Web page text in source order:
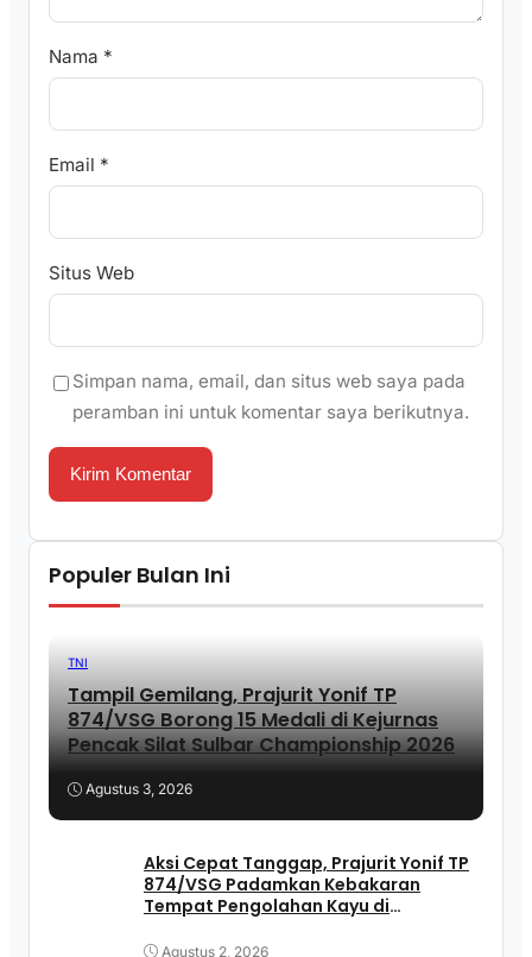
Nama *
Email *
Situs Web
Simpan nama, email, dan situs web saya pada
peramban ini untuk komentar saya berikutnya.
Populer Bulan Ini
TNI
Tampil Gemilang, Prajurit Yonif TP
874/VSG Borong 15 Medali di Kejurnas
Pencak Silat Sulbar Championship 2026
Agustus 3, 2026
Aksi Cepat Tanggap, Prajurit Yonif TP
874/VSG Padamkan Kebakaran
Tempat Pengolahan Kayu di
Agustus 2, 2026